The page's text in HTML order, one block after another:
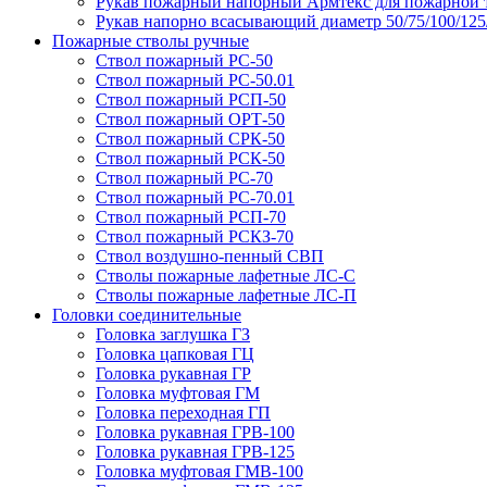
Рукав напорно всасывающий диаметр 50/75/100/
Пожарные стволы ручные
Ствол пожарный РС-50
Ствол пожарный РС-50.01
Ствол пожарный РСП-50
Ствол пожарный ОРТ-50
Ствол пожарный СРК-50
Ствол пожарный РСК-50
Ствол пожарный РС-70
Ствол пожарный РС-70.01
Ствол пожарный РСП-70
Ствол пожарный РСКЗ-70
Ствол воздушно-пенный СВП
Стволы пожарные лафетные ЛС-С
Стволы пожарные лафетные ЛС-П
Головки соединительные
Головка заглушка ГЗ
Головка цапковая ГЦ
Головка рукавная ГР
Головка муфтовая ГМ
Головка переходная ГП
Головка рукавная ГРВ-100
Головка рукавная ГРВ-125
Головка муфтовая ГМВ-100